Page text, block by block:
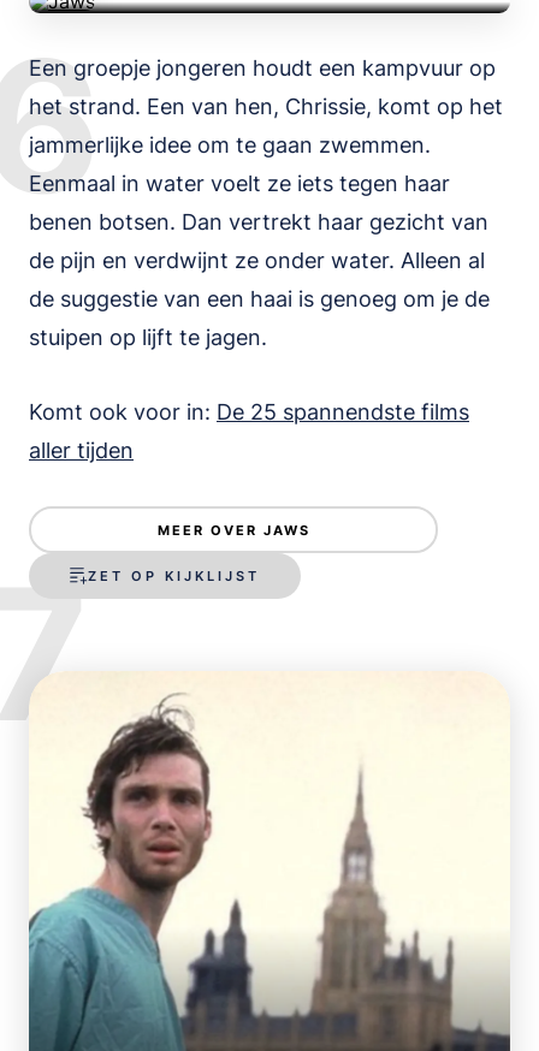
Een groepje jongeren houdt een kampvuur op
het strand. Een van hen, Chrissie, komt op het
jammerlijke idee om te gaan zwemmen.
Eenmaal in water voelt ze iets tegen haar
benen botsen. Dan vertrekt haar gezicht van
de pijn en verdwijnt ze onder water. Alleen al
de suggestie van een haai is genoeg om je de
stuipen op lijft te jagen.
Komt ook voor in: De 25 spannendste films
aller tijden
MEER OVER JAWS
ZET OP KIJKLIJST